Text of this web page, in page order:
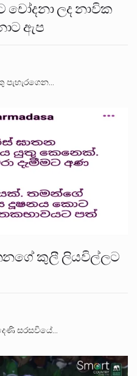
චෝදනා ලද නාවික
ඇප
කුලී ලියවිල්ලට
සරසවියේ…